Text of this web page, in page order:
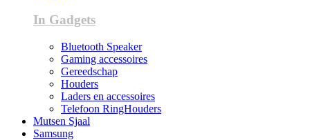
In Gadgets
Bluetooth Speaker
Gaming accessoires
Gereedschap
Houders
Laders en accessoires
Telefoon RingHouders
Mutsen Sjaal
Samsung